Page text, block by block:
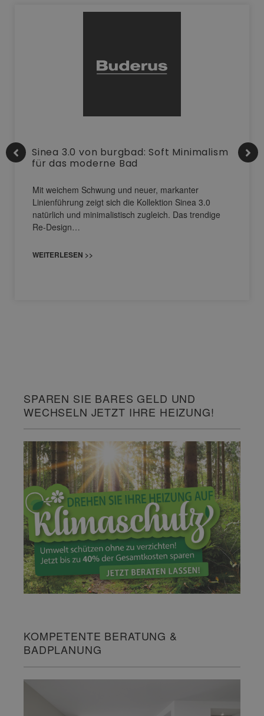
Sinea 3.0 von burgbad: Soft Minimalism
für das moderne Bad
Mit weichem Schwung und neuer, markanter
Linienführung zeigt sich die Kollektion Sinea 3.0
natürlich und minimalistisch zugleich. Das trendige
Re-Design…
WEITERLESEN >>
SPAREN SIE BARES GELD UND
WECHSELN JETZT IHRE HEIZUNG!
KOMPETENTE BERATUNG &
BADPLANUNG